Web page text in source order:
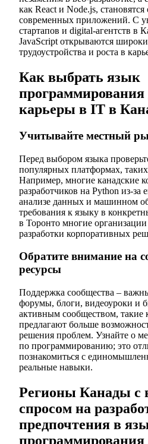
как React и Node.js, становятся
современных приложений. С
стартапов и digital-агентств в
JavaScript открываются
трудоустройства и роста в
Как выбрать язык
программирования
карьеры в IT в
Учитывайте местный
Перед выбором языка
популярных платформах,
Например, многие канадские
разработчиков на Python из-за
анализе данных и машинном
требования к языку в
в Торонто многие
разработки корпоративных
Обратите внимание на
ресурсы
Поддержка сообщества –
форумы, блоги, видеоуроки и
активным сообществом, такие
предлагают больше
решения проблем. Узнайте о
по программированию; это
познакомиться с
реальные навыки.
Регионы Канады с
спросом на
предпочтения в
программирования